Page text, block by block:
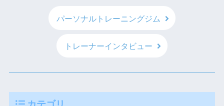
パーソナルトレーニングジム
トレーナーインタビュー